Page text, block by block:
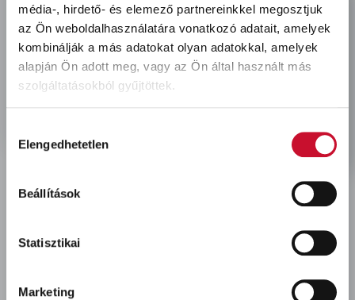
média-, hirdető- és elemező partnereinkkel megosztjuk
az Ön weboldalhasználatára vonatkozó adatait, amelyek
kombinálják a más adatokat olyan adatokkal, amelyek
alapján Ön adott meg, vagy az Ön által használt más
szolgáltatásokból gyűjtöttek.
kiválasztása
Elengedhetetlen
Beállítások
Statisztikai
Marketing
location3527 Miskolc, Fonoda u. 11-13.
clock
mobile +36-30-605-8912
mailkapcsolat@kolorfull.hu